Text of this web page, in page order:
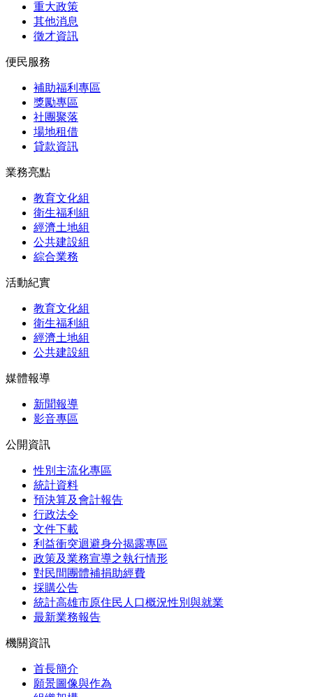
重大政策
其他消息
徵才資訊
便民服務
補助福利專區
獎勵專區
社團聚落
場地租借
貸款資訊
業務亮點
教育文化組
衛生福利組
經濟土地組
公共建設組
綜合業務
活動紀實
教育文化組
衛生福利組
經濟土地組
公共建設組
媒體報導
新聞報導
影音專區
公開資訊
性別主流化專區
統計資料
預決算及會計報告
行政法令
文件下載
利益衝突迴避身分揭露專區
政策及業務宣導之執行情形
對民間團體補捐助經費
採購公告
統計高雄市原住民人口概況性別與就業
最新業務報告
機關資訊
首長簡介
願景圖像與作為